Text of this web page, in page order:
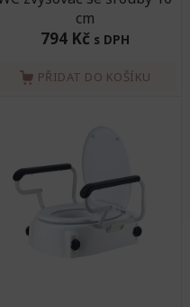
cm
794 Kč s DPH
PŘIDAT DO KOŠÍKU